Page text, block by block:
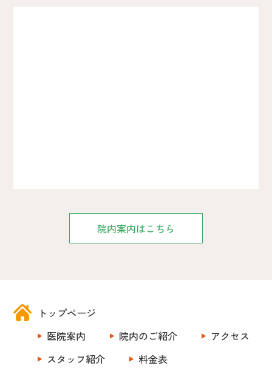
院内案内はこちら
トップページ
医院案内
院内のご紹介
アクセス
スタッフ紹介
料金表